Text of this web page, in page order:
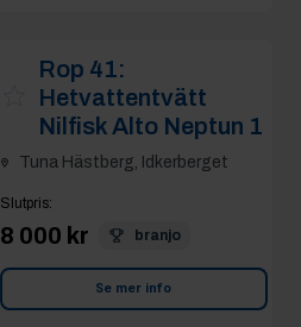
Rop 41:
Hetvattentvätt
Nilfisk Alto Neptun 1
Tuna Hästberg, Idkerberget
Slutpris:
8 000 kr branjo
Se mer info